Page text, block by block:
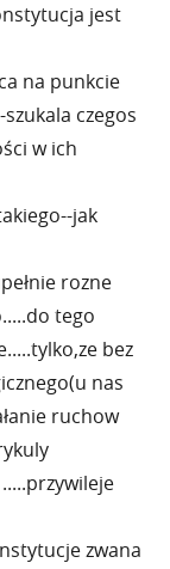
jest
na punkcie
czegos
w ich
jak
rozne
tego
bez
nas
ruchow
zwana